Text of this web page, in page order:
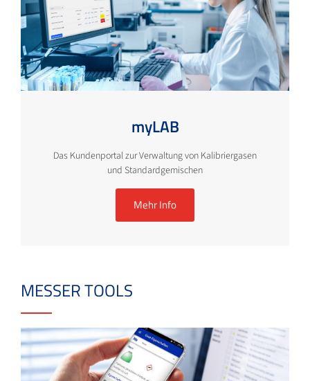
myLAB
Das Kundenportal zur Verwaltung von Kalibriergasen
und Standardgemischen
Mehr Info
MESSER TOOLS